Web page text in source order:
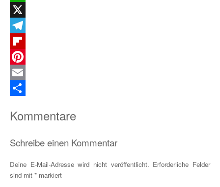
WhatsApp
X
Telegram
Flipboard
Pinterest
Email
Kommentare
Schreibe einen Kommentar
Deine E-Mail-Adresse wird nicht veröffentlicht. Erforderliche Felder
sind mit * markiert